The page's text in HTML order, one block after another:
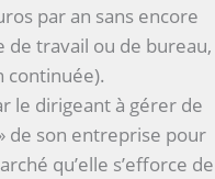
par an sans encore
travail ou de bureau,
continuée).
le dirigeant à gérer de
de son entreprise pour
qu’elle s’efforce de